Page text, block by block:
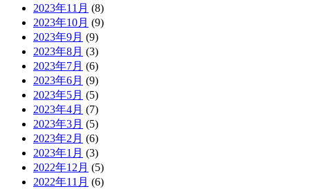
2023年11月 (8)
2023年10月 (9)
2023年9月 (9)
2023年8月 (3)
2023年7月 (6)
2023年6月 (9)
2023年5月 (5)
2023年4月 (7)
2023年3月 (5)
2023年2月 (6)
2023年1月 (3)
2022年12月 (5)
2022年11月 (6)